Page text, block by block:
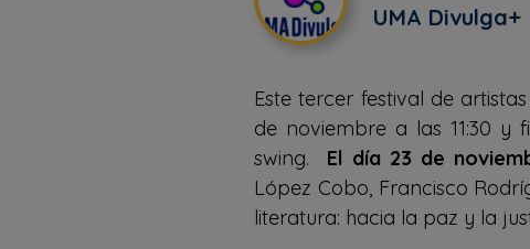
UMA Divulga+
Este tercer festival de
de noviembre a las 11:30 y
swing. El día 23 de
López Cobo, Francisco
literatura: hacia la paz y la